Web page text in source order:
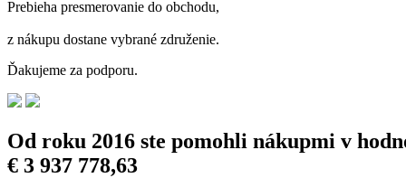
Prebieha presmerovanie do obchodu,
z nákupu dostane vybrané združenie.
Ďakujeme za podporu.
Od roku 2016 ste pomohli nákupmi v
€ 3 937 778,63